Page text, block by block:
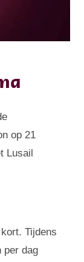
op 21
Lusail
Tijdens
per dag